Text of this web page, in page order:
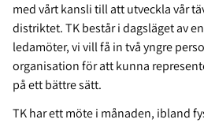
med vårt kansli till att utveckla vår
distriktet. TK består i dagsläget av
ledamöter, vi vill få in två yngre
organisation för att kunna
på ett bättre sätt.
TK har ett möte i månaden, ibland